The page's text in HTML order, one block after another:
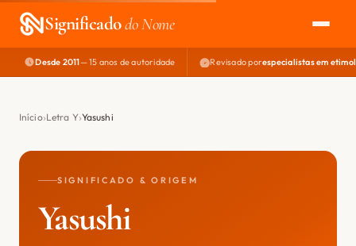
Significadodo Nome
EXPLORAR
NOME PERFEITO
Desde 2011— 15 anos de autoridade Revisado porespecialistas em
Início Letra Y Yasushi
SIGNIFICADO & ORIGEM
Yasushi